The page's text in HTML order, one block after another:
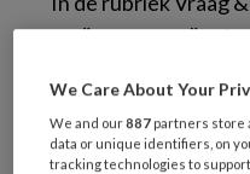
pedicure een client
Mennen wordt om
nagelreparatie in dit
We Care About Your
We and our887 partners store
data or unique identifiers, on
tracking technologies to